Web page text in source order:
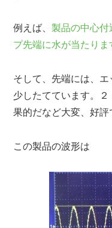
例えば、製品の中心付
プ先端に水が当たりま
そして、先端には、
少したてています。
果的だなど大変、好評
この製品の波形は